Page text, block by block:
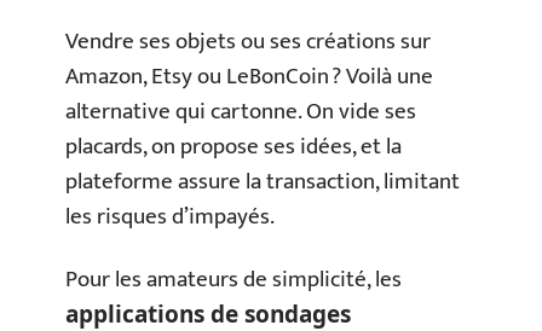
Vendre ses objets ou ses créations sur
Amazon, Etsy ou LeBonCoin ? Voilà une
alternative qui cartonne. On vide ses
placards, on propose ses idées, et la
plateforme assure la transaction, limitant
les risques d’impayés.
Pour les amateurs de simplicité, les
applications de sondages